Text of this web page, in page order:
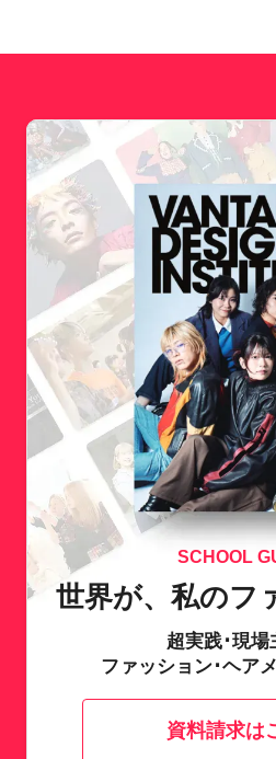
SCHOOL
世界が、私のフ
超実践･現場
ファッション･ヘア
資料請求は